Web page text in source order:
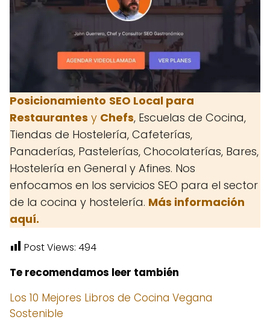
Posicionamiento SEO Local para
Restaurantes y Chefs, Escuelas de Cocina,
Tiendas de Hostelería, Cafeterías,
Panaderías, Pastelerías, Chocolaterías, Bares,
Hostelería en General y Afines. Nos
enfocamos en los servicios SEO para el sector
de la cocina y hostelería. Más información
aquí.
Post Views: 494
Te recomendamos leer también
Los 10 Mejores Libros de Cocina Vegana
Sostenible